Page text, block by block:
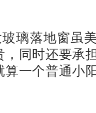
玻璃落地窗虽
同时还要承
一个普通小